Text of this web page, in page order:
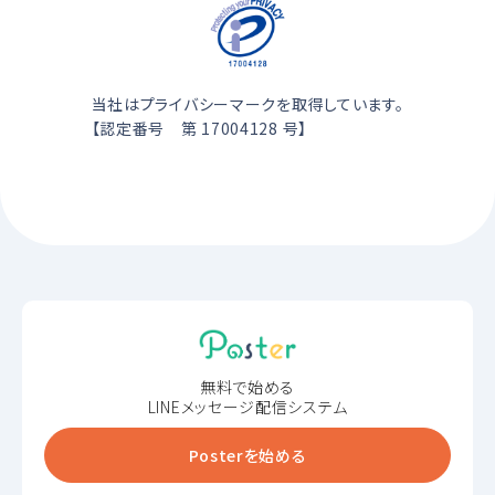
当社はプライバシーマークを取得しています。
【認定番号 第 17004128 号】
無料で始める
LINEメッセージ配信システム
Posterを始める